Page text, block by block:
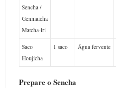
Sencha /
Genmaicha
Matcha-iri
Saco
Houjicha
1 saco Água fervente
Prepare o Sencha